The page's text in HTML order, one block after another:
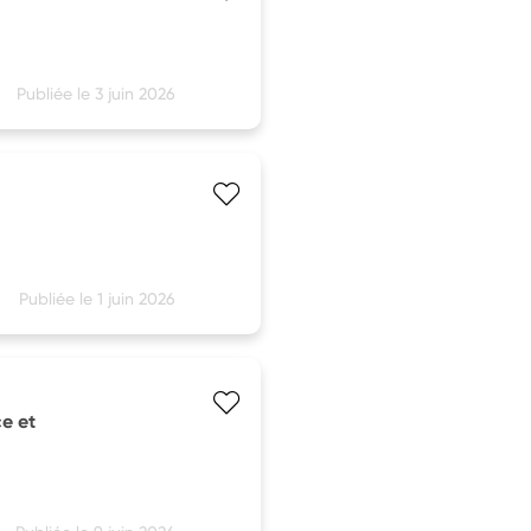
Publiée le 3 juin 2026
Publiée le 1 juin 2026
et